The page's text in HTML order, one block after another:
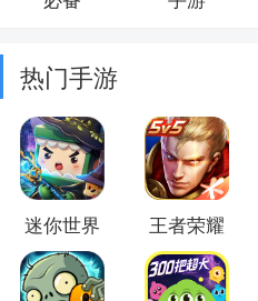
热门手游
迷你世界 王者荣耀